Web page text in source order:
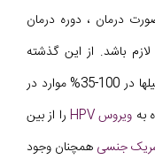
درمان ، دوره درمان
باشد. از این گذشته
درمان طبی و جراحی منجر به از بین رفتن زگیلها در 100-35% موارد در
ویروس HPV
را از بین
جنسی همچنان وجود